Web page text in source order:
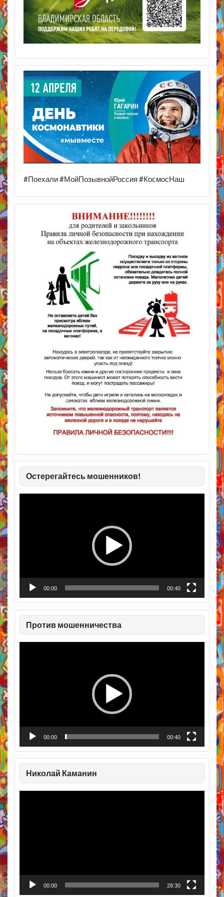
#Поехали #МойПозывнойРоссия #КосмосНаш
Остерегайтесь мошенников!
Видеоплеер
00:00 00:40
Против мошенничества
00:00 00:40
Николай Каманин
Видеоплеер
00:00 28:30